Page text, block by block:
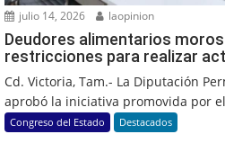
julio 14, 2026 laopinion
Deudores alimentarios
restricciones para realizar
Cd. Victoria, Tam.- La Diputación
aprobó la iniciativa promovida por
Congreso del Estado Destacados